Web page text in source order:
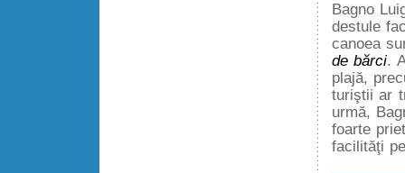
Bagno
destule
canoea
de bărci.
plajă,
turiştii ar
urmă,
foarte
facilităţi